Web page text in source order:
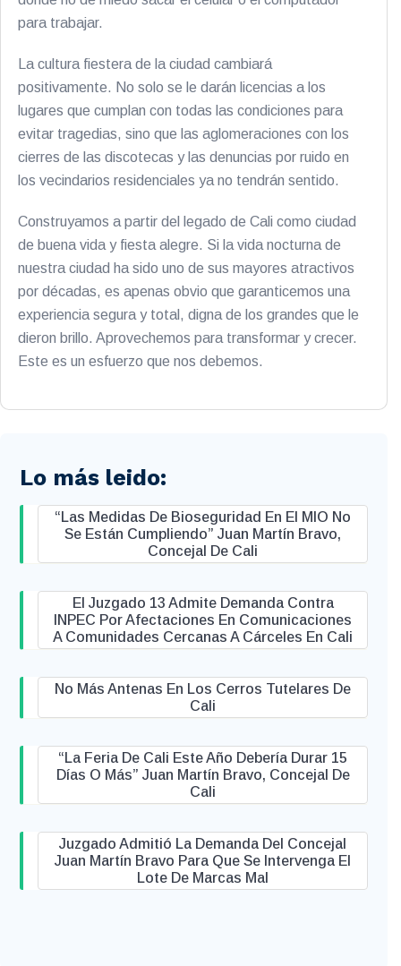
para trabajar.
La cultura fiestera de la ciudad cambiará
positivamente. No solo se le darán licencias a los
lugares que cumplan con todas las condiciones para
evitar tragedias, sino que las aglomeraciones con los
cierres de las discotecas y las denuncias por ruido en
los vecindarios residenciales ya no tendrán sentido.
Construyamos a partir del legado de Cali como ciudad
de buena vida y fiesta alegre. Si la vida nocturna de
nuestra ciudad ha sido uno de sus mayores atractivos
por décadas, es apenas obvio que garanticemos una
experiencia segura y total, digna de los grandes que le
dieron brillo. Aprovechemos para transformar y crecer.
Este es un esfuerzo que nos debemos.
Lo más leido:
“Las Medidas De Bioseguridad En El MIO No
Se Están Cumpliendo” Juan Martín Bravo,
Concejal De Cali
El Juzgado 13 Admite Demanda Contra
INPEC Por Afectaciones En Comunicaciones
A Comunidades Cercanas A Cárceles En Cali
No Más Antenas En Los Cerros Tutelares De
Cali
“La Feria De Cali Este Año Debería Durar 15
Días O Más” Juan Martín Bravo, Concejal De
Cali
Juzgado Admitió La Demanda Del Concejal
Juan Martín Bravo Para Que Se Intervenga El
Lote De Marcas Mal